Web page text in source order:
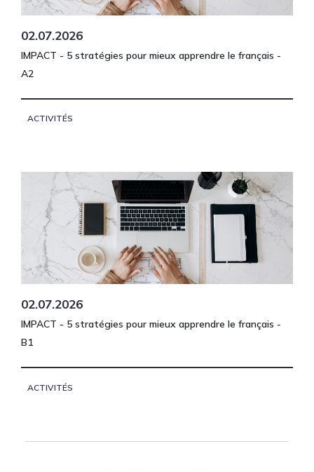
02.07.2026
IMPACT - 5 stratégies pour mieux apprendre le français -
A2
ACTIVITÉS
02.07.2026
IMPACT - 5 stratégies pour mieux apprendre le français -
B1
ACTIVITÉS